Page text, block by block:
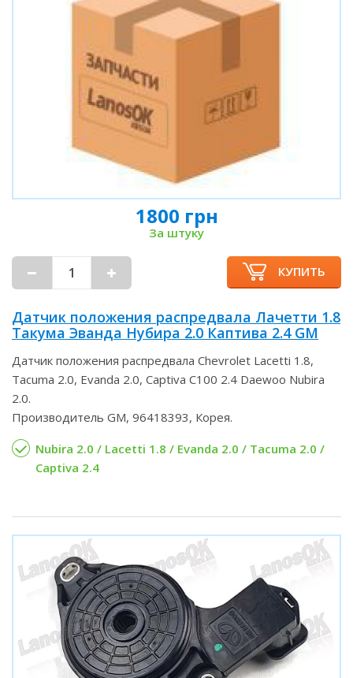
1800 грн
За штуку
КУПИТЬ
Датчик положения распредвала Лачетти 1.8
Такума Эванда Нубира 2.0 Каптива 2.4 GM
Датчик положения распредвала Chevrolet Lacetti 1.8,
Tacuma 2.0, Evanda 2.0, Captiva C100 2.4 Daewoo Nubira
2.0.
Производитель GM, 96418393, Корея.
Nubira 2.0 / Lacetti 1.8 / Evanda 2.0 / Tacuma 2.0 /
Captiva 2.4